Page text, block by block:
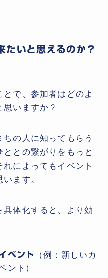
たいと思えるのか？
で、参加者はどのよ
思いますか？
の人に知ってもらう
との繋がりをもっと
によってもイベント
ます。
具体化すると、より効
ベント
（例：新しいカ
ント）